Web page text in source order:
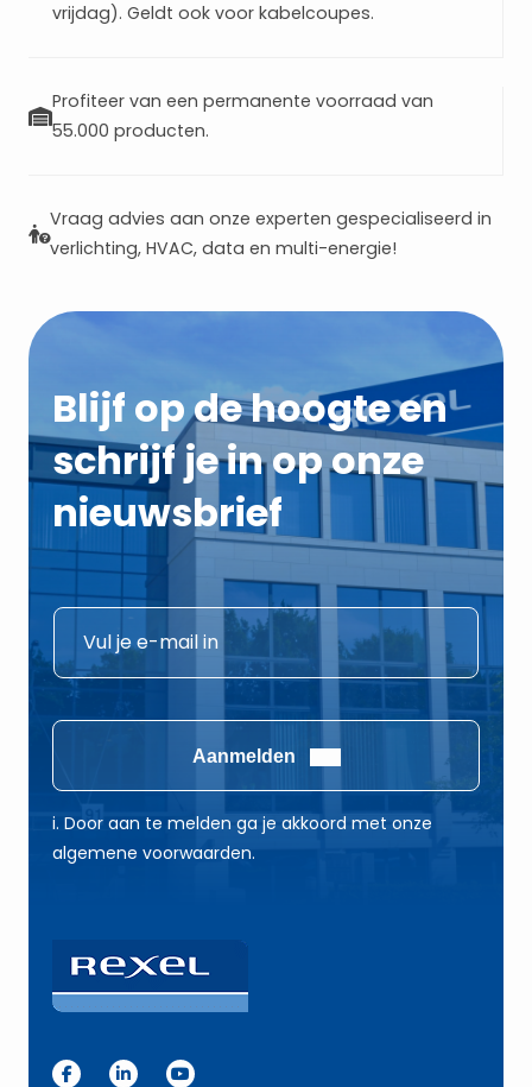
vrijdag). Geldt ook voor kabelcoupes.
Profiteer van een permanente voorraad van
55.000 producten.
Vraag advies aan onze experten gespecialiseerd in
verlichting, HVAC, data en multi-energie!
Blijf op de hoogte en
schrijf je in op onze
nieuwsbrief
E
m
l
E
-
E
m
E
m
a
l
*
Aanmelden
i. Door aan te melden ga je akkoord met onze
algemene voorwaarden.